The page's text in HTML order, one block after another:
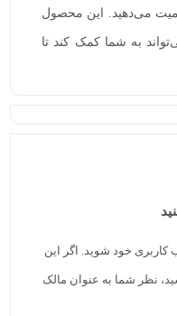
می‌دهید. این محصول
به شما کمک کند تا
کاربری خود شوید. اگر این
نظر شما به عنوان مالک